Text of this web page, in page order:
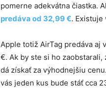
pomerne adekvátna čiastka.
predáva od 32,99 €. Existuje
Apple totiž AirTag predáva aj
€. Ak by ste si ho
dá získať za výhodnejšiu cenu.
vás jeden kus bude stáť cca